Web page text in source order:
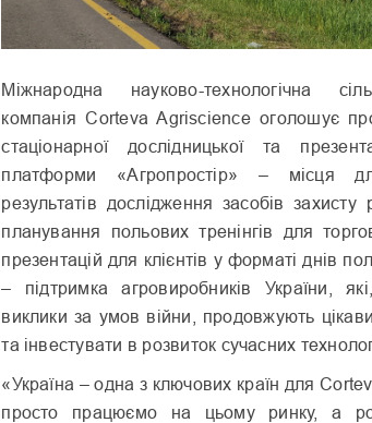
Міжнародна науково-технологічна
компанія Corteva Agriscience оголошує
стаціонарної дослідницької та
платформи «Агропростір» – місця
результатів дослідження засобів захисту
планування польових тренінгів для
презентацій для клієнтів у форматі днів
– підтримка агровиробників України,
виклики за умов війни, продовжують
та інвестувати в розвиток сучасних
«Україна – одна з ключових країн для
просто працюємо на цьому ринку, а